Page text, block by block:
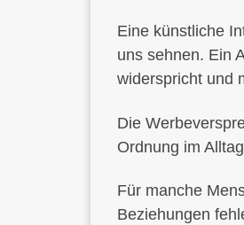
Eine künstliche
uns sehnen. Ein
widerspricht und
Die
Ordnung im
Für manche
Beziehungen